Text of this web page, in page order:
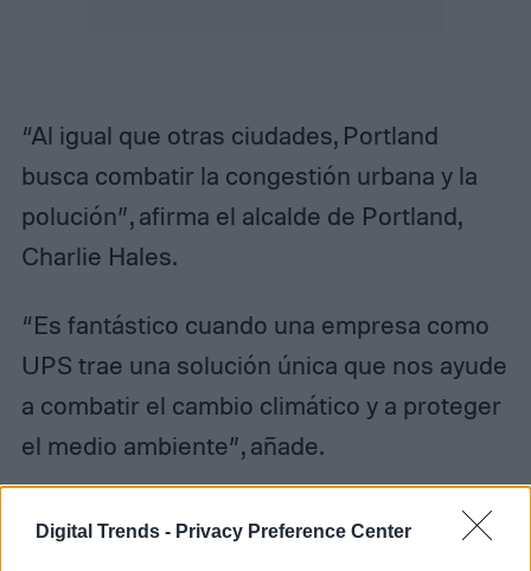
Digital Trends - Privacy Preference Center
“Al igual que otras ciudades, Portland
busca combatir la congestión urbana y la
polución”, afirma el alcalde de Portland,
Charlie Hales.
“Es fantástico cuando una empresa como
UPS trae una solución única que nos ayude
a combatir el cambio climático y a proteger
el medio ambiente”, añade.
Al igual que otras bicicletas eléctricas, UPS